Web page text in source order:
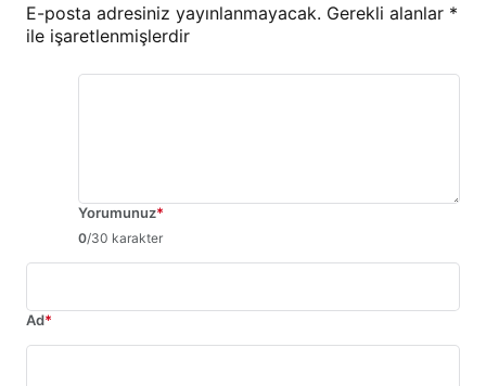
E-posta adresiniz yayınlanmayacak. Gerekli alanlar *
ile işaretlenmişlerdir
Yorumunuz*
0/30 karakter
Ad*